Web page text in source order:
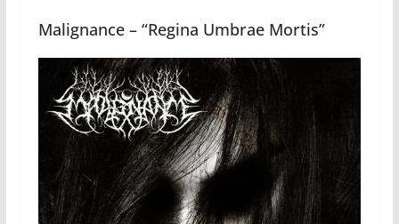
Malignance – “Regina Umbrae Mortis”